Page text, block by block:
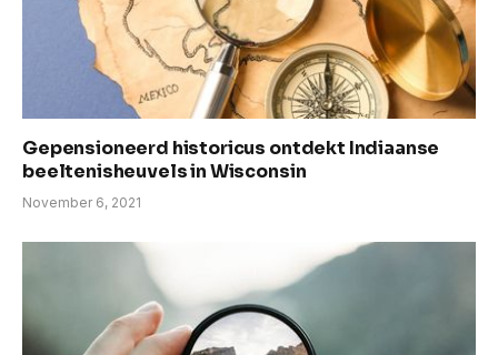
Gepensioneerd historicus ontdekt Indiaanse
beeltenisheuvels in Wisconsin
November 6, 2021